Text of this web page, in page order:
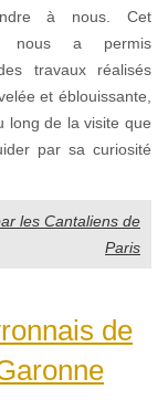
à nous. Cet
nous a permis
travaux réalisés
et éblouissante,
long de la visite que
par sa curiosité
les Cantaliens de
Paris
de